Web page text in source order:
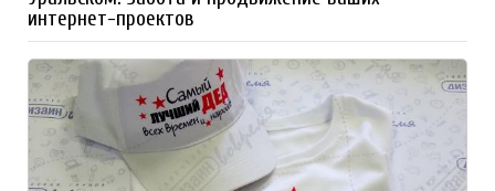
интернет-проектов